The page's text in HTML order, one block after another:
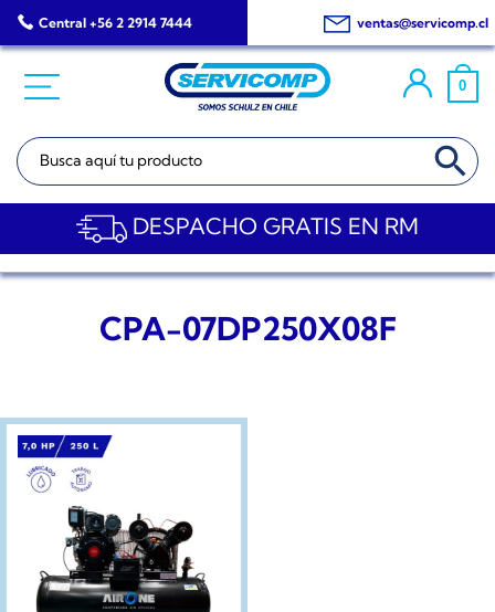
Saltar
al
Central +56 2 2914 7444 ventas@servicomp.cl
0
Buscar: BOTÓN DE
DESPACHO GRATIS EN RM
CPA-07DP250X08F